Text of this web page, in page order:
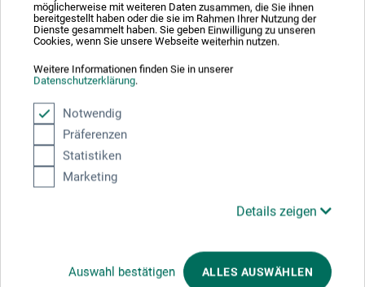
möglicherweise mit weiteren Daten zusammen, die Sie ihnen
bereitgestellt haben oder die sie im Rahmen Ihrer Nutzung der
Dienste gesammelt haben. Sie geben Einwilligung zu unseren
Cookies, wenn Sie unsere Webseite weiterhin nutzen.
Weitere Informationen finden Sie in unserer
Datenschutzerklärung.
Notwendig
Präferenzen
Statistiken
Marketing
Details zeigen
Auswahl bestätigen ALLES AUSWÄHLEN
certifié PEFC.
Évaluations des produits (0)
Soyez le premier à donner votre avis sur ce produit.